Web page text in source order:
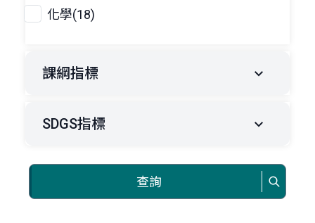
化學(18)
課綱指標
SDGS指標
查詢